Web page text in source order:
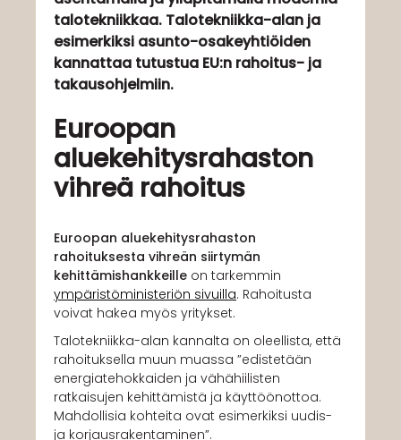
talotekniikkaa. Talotekniikka-alan ja
esimerkiksi asunto-osakeyhtiöiden
kannattaa tutustua EU:n rahoitus- ja
takausohjelmiin.
Euroopan
aluekehitysrahaston
vihreä rahoitus
Euroopan aluekehitysrahaston
rahoituksesta vihreän siirtymän
kehittämishankkeille on tarkemmin
ympäristöministeriön sivuilla. Rahoitusta
voivat hakea myös yritykset.
Talotekniikka-alan kannalta on oleellista, että
rahoituksella muun muassa ”edistetään
energiatehokkaiden ja vähähiilisten
ratkaisujen kehittämistä ja käyttöönottoa.
Mahdollisia kohteita ovat esimerkiksi uudis-
ja korjausrakentaminen”.